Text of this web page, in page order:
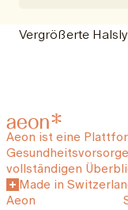
Vergrößerte
Aeon ist eine
vollständigen
Made in
Aeon